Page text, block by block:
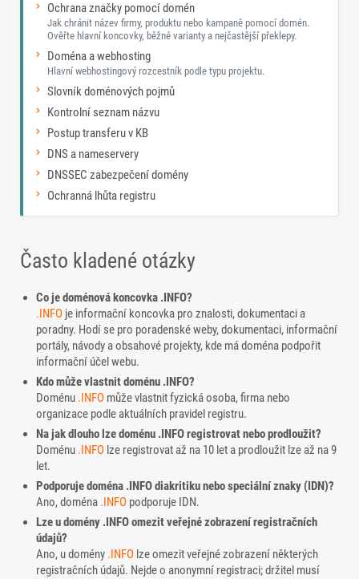
Ochrana značky pomocí domén
Jak chránit název firmy, produktu nebo kampaně pomocí domén.
Ověřte hlavní koncovky, běžné varianty a nejčastější překlepy.
Doména a webhosting
Hlavní webhostingový rozcestník podle typu projektu.
Slovník doménových pojmů
Kontrolní seznam názvu
Postup transferu v KB
DNS a nameservery
DNSSEC zabezpečení domény
Ochranná lhůta registru
Často kladené otázky
Co je doménová koncovka .INFO?
.INFO je informační koncovka pro znalosti, dokumentaci a
poradny. Hodí se pro poradenské weby, dokumentaci, informační
portály, návody a obsahové projekty, kde má doména podpořit
informační účel webu.
Kdo může vlastnit doménu .INFO?
Doménu .INFO může vlastnit fyzická osoba, firma nebo
organizace podle aktuálních pravidel registru.
Na jak dlouho lze doménu .INFO registrovat nebo prodloužit?
Doménu .INFO lze registrovat až na 10 let a prodloužit lze až na 9
let.
Podporuje doména .INFO diakritiku nebo speciální znaky (IDN)?
Ano, doména .INFO podporuje IDN.
Lze u domény .INFO omezit veřejné zobrazení registračních
údajů?
Ano, u domény .INFO lze omezit veřejné zobrazení některých
registračních údajů. Nejde o anonymní registraci; držitel musí